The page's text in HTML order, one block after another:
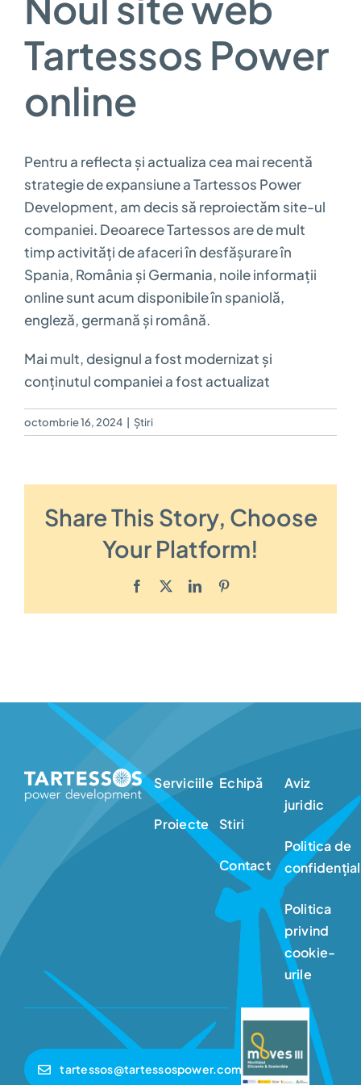
Tartessos Power
online
Pentru a reflecta și actualiza cea mai recentă
strategie de expansiune a Tartessos Power
Development, am decis să reproiectăm site-ul
companiei. Deoarece Tartessos are de mult
timp activități de afaceri în desfășurare în
Spania, România și Germania, noile informații
online sunt acum disponibile în spaniolă,
engleză, germană și română.
Mai mult, designul a fost modernizat și
conținutul companiei a fost actualizat
octombrie 16, 2024 | Știri
Share This Story, Choose
Your Platform!
Facebook
TwitterLinkedIn
Serviciile
Proiecte
Echipă
Stiri
Contact
Aviz
juridic
Politica de
Politica
privind
cookie-
urile
tartessos@tartessospower.com